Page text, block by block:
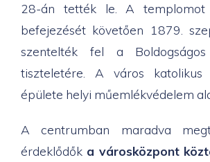
28-án tették le. A templomot
befejezését követően 1879.
szentelték fel a
tiszteletére. A város katolikus
épülete helyi műemlékvédelem
A centrumban maradva
érdeklődők a városközpont